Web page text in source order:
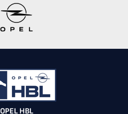
OPEL HBL